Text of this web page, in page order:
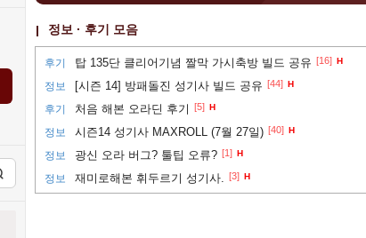
정보 · 후기 모음
후기 탑 135단 클리어기념 짤막 가시축방 빌드 공유 [16] H
정보 [시즌 14] 방패돌진 성기사 빌드 공유 [44] H
후기 처음 해본 오라딘 후기 [5] H
정보 시즌14 성기사 MAXROLL (7월 27일) [40] H
정보 광신 오라 버그? 툴팁 오류? [1] H
정보 재미로해본 휘두르기 성기사. [3] H